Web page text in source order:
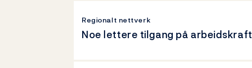
Noe lettere tilgang på arbeidskraft
Regionalt nettverk